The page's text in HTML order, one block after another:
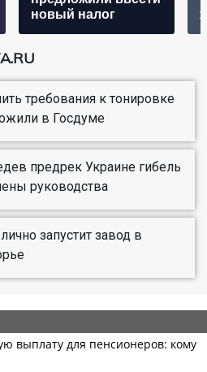
новый налог
требования к тонировке
в Госдуме
предрек Украине гибель
руководства
запустит завод в